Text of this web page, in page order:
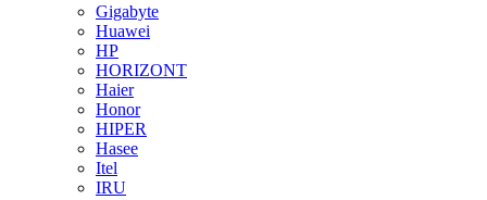
Gigabyte
Huawei
HP
HORIZONT
Haier
Honor
HIPER
Hasee
Itel
IRU